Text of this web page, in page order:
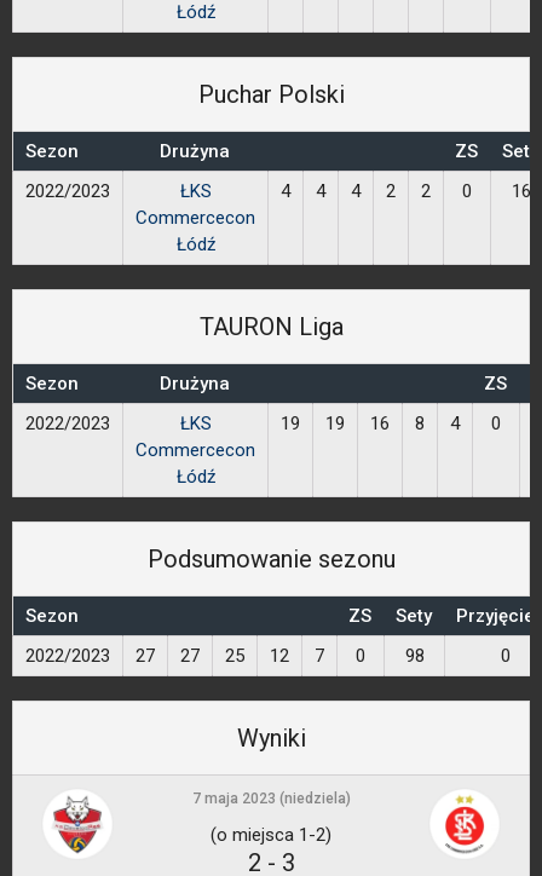
Łódź
Puchar Polski
Sezon Drużyna ZS
Sety
2022/2023
ŁKS
Commercecon
Łódź
4 4 4 2 2 0 16
TAURON Liga
Sezon Drużyna ZS
2022/2023
ŁKS
Commercecon
Łódź
19 19 16 8 4 0
Podsumowanie sezonu
Sezon ZS Sety
Przyjęcie
2022/2023
27 27 25 12 7 0 98 0
Wyniki
7 maja 2023 (niedziela)
(o miejsca 1-2)
2 - 3